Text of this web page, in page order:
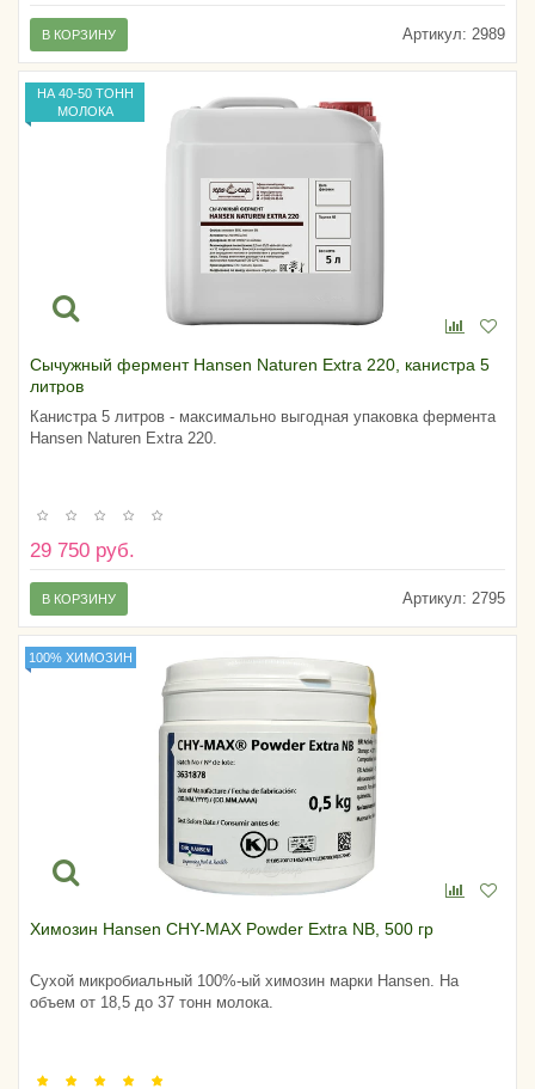
Артикул: 2989
В КОРЗИНУ
НА 40-50 ТОНН
МОЛОКА
Сычужный фермент Hansen Naturen Extra 220, канистра 5
литров
Канистра 5 литров - максимально выгодная упаковка фермента
Hansen Naturen Extra 220.
29 750 руб.
Артикул: 2795
В КОРЗИНУ
100% ХИМОЗИН
Химозин Hansen CHY-MAX Powder Extra NB, 500 гр
Сухой микробиальный 100%-ый химозин марки Hansen. На
объем от 18,5 до 37 тонн молока.